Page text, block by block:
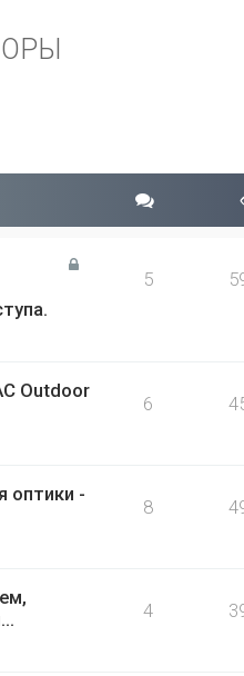
5
Outdoor
6
оптики -
8
4